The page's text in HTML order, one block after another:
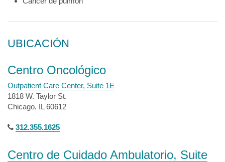
UBICACIÓN
Centro Oncológico
Outpatient Care Center, Suite 1E
1818 W. Taylor St.
Chicago, IL 60612
312.355.1625
Centro de Cuidado Ambulatorio, Suite